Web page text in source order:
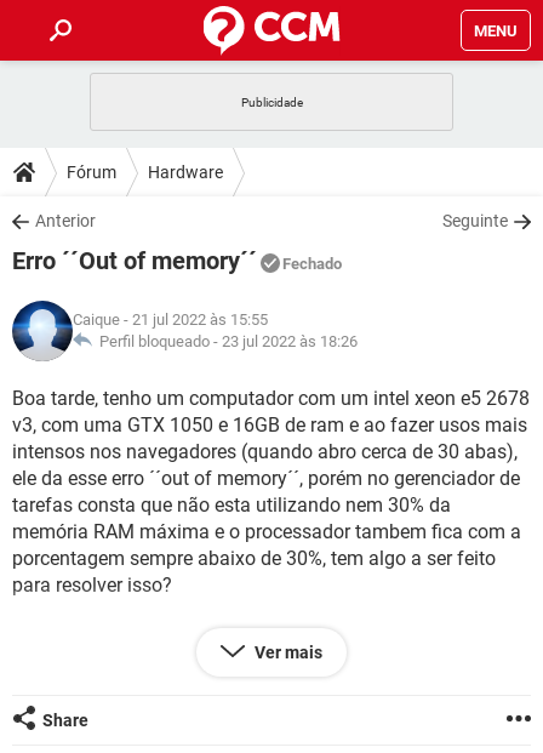
MENU
CELULAR
OUTLOOK
INSTAGRAM GMAIL
GUIA DE COMPRAS
DICAS
JOGOS
INSTAGRAM
GUIA DE COMPRAS
DOWNLOADS
JOGOS WHATSAPP
CELULAR
OUTLOOK EXCEL
GUIA DE COMPRAS
JOGOS
CELULAR
OUTLOOK EXCEL
INSTAGRAM GMAIL
GUIA DE COMPRAS
GLOSSÁRIO
CELULAR FACEBOOK
OUTLOOK EXCEL
INSTAGRAM GMAIL
GUIA DE COMPRAS
Fórum Hardware
Anterior Seguinte
Erro ´´Out of memory´´ Fechado
Caique - 21 jul 2022 às 15:55
Perfil bloqueado - 23 jul 2022 às 18:26
Boa tarde, tenho um computador com um intel xeon e5 2678
v3, com uma GTX 1050 e 16GB de ram e ao fazer usos mais
intensos nos navegadores (quando abro cerca de 30 abas),
ele da esse erro ´´out of memory´´, porém no gerenciador de
tarefas consta que não esta utilizando nem 30% da
memória RAM máxima e o processador tambem fica com a
porcentagem sempre abaixo de 30%, tem algo a ser feito
para resolver isso?
Ver mais
Share